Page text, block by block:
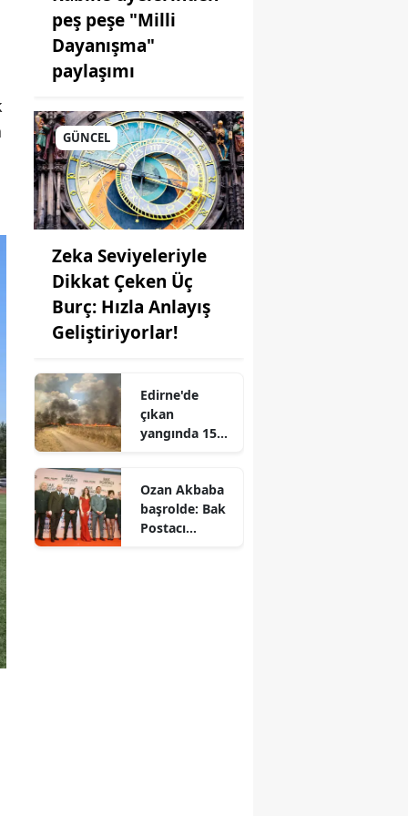
peş peşe "Milli
Dayanışma"
paylaşımı
GÜNCEL
Zeka Seviyeleriyle
Dikkat Çeken Üç
Burç: Hızla Anlayış
Geliştiriyorlar!
Edirne'de
çıkan
yangında 1500
Ozan Akbaba
başrolde: Bak
Postacı